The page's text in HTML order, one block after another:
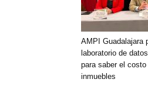
AMPI Guadalajara
laboratorio de
para saber el
inmuebles